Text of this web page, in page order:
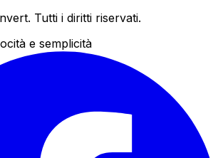
Tutti i diritti riservati.
e semplicità